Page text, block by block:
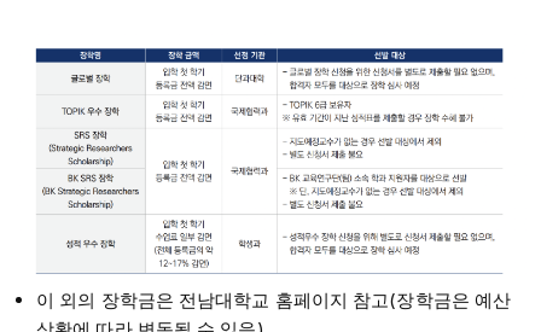
이 외의 장학금은 전남대학교 홈페이지 참고(장학금은 예산